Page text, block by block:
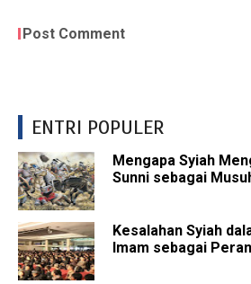
Post Comment
ENTRI POPULER
Mengapa Syiah
Sunni sebagai
Kesalahan Syiah
Imam sebagai